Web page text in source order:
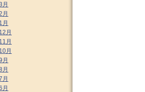
月
月
月
月
月
月
月
月
月
月